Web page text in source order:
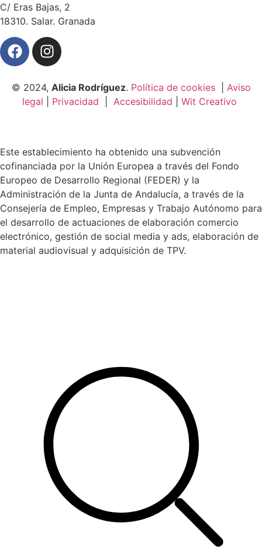
C/ Eras Bajas, 2
18310. Salar. Granada
© 2024, Alicia Rodríguez. Política de cookies| Aviso
legal
Privacidad Accesibilidad Wit Creativo
Este establecimiento ha obtenido una subvención
cofinanciada por la Unión Europea a través del Fondo
Europeo de Desarrollo Regional (FEDER) y la
Administración de la Junta de Andalucía, a través de la
Consejería de Empleo, Empresas y Trabajo Autónomo para
el desarrollo de actuaciones de elaboración comercio
electrónico, gestión de social media y ads, elaboración de
material audiovisual y adquisición de TPV.